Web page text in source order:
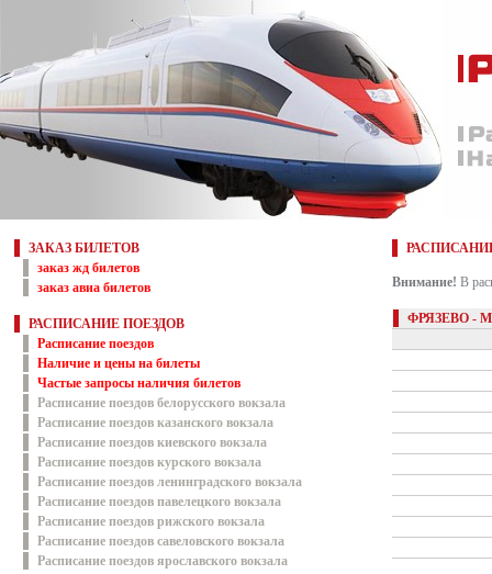
ЗАКАЗ БИЛЕТОВ
заказ жд билетов
заказ авиа билетов
РАСПИСАНИЕ ПОЕЗДОВ
Расписание поездов
Наличие и цены на билеты
Частые запросы наличия билетов
Расписание поездов белорусского вокзала
Расписание поездов казанского вокзала
Расписание поездов киевского вокзала
Расписание поездов курского вокзала
Расписание поездов ленинградского вокзала
Расписание поездов павелецкого вокзала
Расписание поездов рижского вокзала
Расписание поездов савеловского вокзала
Расписание поездов ярославского вокзала
Внимание! В
ФРЯЗЕВО -